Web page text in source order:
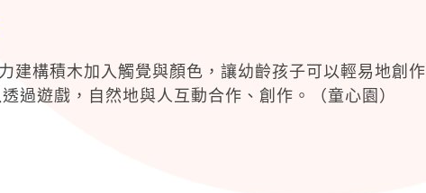
建構積木加入觸覺與顏色，讓幼齡孩子可以輕易地創作
過遊戲，自然地與人互動合作、創作。（童心園）